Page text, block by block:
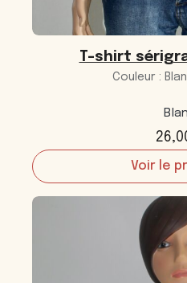
T-shirt
Couleur :
Voir le :